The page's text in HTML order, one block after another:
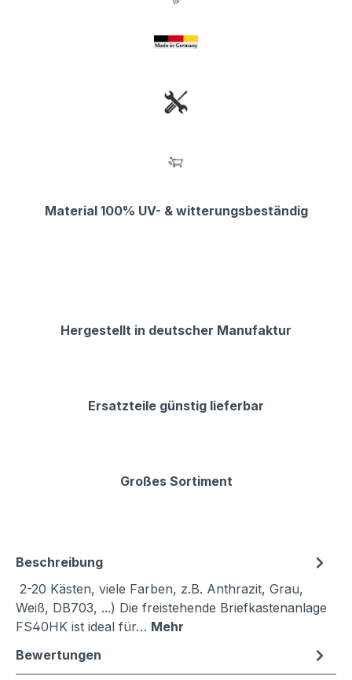
Material 100% UV- & witterungsbeständig
Hergestellt in deutscher Manufaktur
Ersatzteile günstig lieferbar
Großes Sortiment
Beschreibung
2-20 Kästen, viele Farben, z.B. Anthrazit, Grau,
Weiß, DB703, ...) Die freistehende Briefkastenanlage
FS40HK ist ideal für… Mehr
Bewertungen